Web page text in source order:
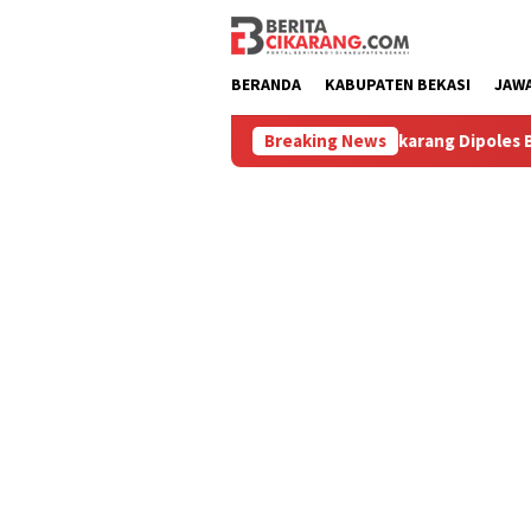
BERANDA
KABUPATEN BEKASI
Breaking News
Pasar Baru Cikarang Dipoles Bak Kawasan